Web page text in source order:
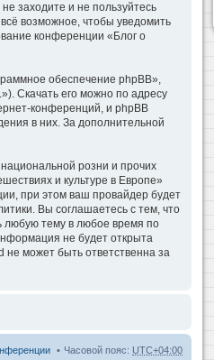
заходите и не пользуйтесь
возможное, чтобы уведомить
конференции «Блог о
обеспечение phpBB»,
Скачать его можно по адресу
конференций, и phpBB
в них. За дополнительной
розни и прочих
и культуре в Европе»
при этом ваш провайдер будет
Вы соглашаетесь с тем, что
любую тему в любое время по
не будет открыта
может быть ответственна за
Часовой пояс: UTC+04:00